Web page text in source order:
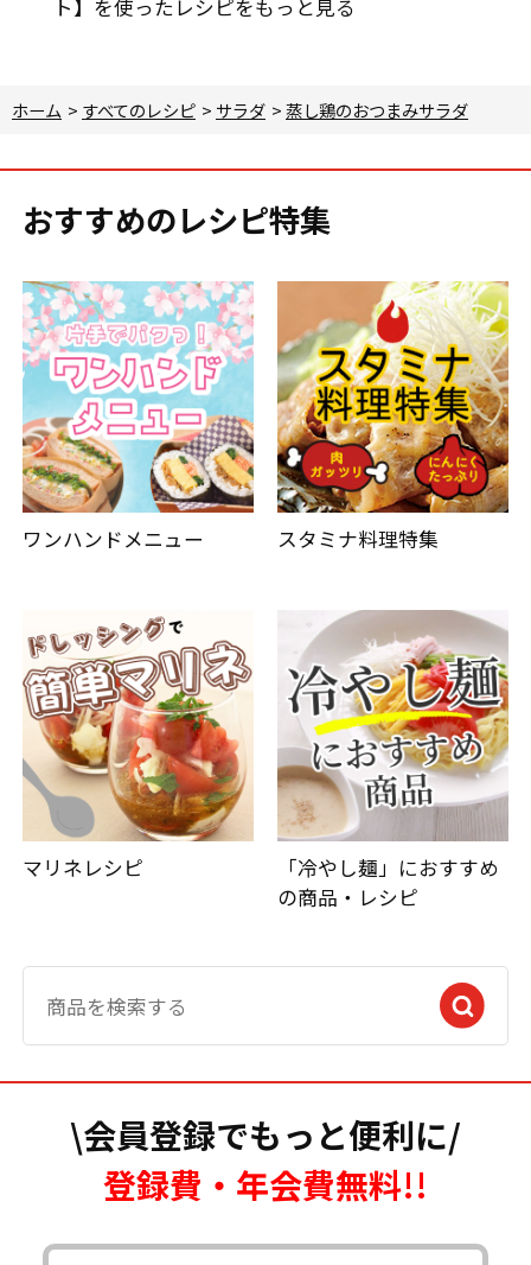
ト】を使ったレシピをもっと見る
ホーム > すべてのレシピ > サラダ >蒸し鶏のおつまみサラダ
おすすめのレシピ特集
ワンハンドメニュー スタミナ料理特集
マリネレシピ
「冷やし麺」におすすめ
の商品・レシピ
\会員登録でもっと便利に/
登録費・年会費無料!!